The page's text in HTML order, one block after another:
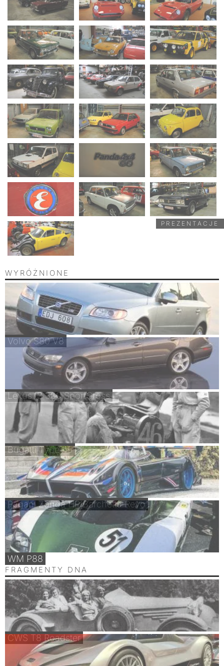
PREZENTACJE
WYRÓŻNIONE
Volvo S80 V8
Lexus IS 300 SportCross
Bugatti Type 45
Pagani Zonda HP Barchetta Revo
WM P88
FRAGMENTY DNA
CWS T8 Roadster